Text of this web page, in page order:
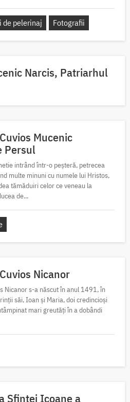
de pelerinaj Fotografii
Narcis, Patriarhul
Mucenic
Persul
intrând într-o peșteră, petrecea
multe minuni cu numele lui Hristos,
tămăduiri celor ce veneau la
de...
Nicanor
Nicanor s-a născut în anul 1491, în
săi, Ioan și Maria, doi credincioși
mari greutăți în a dobândi
Sfintei Icoane a